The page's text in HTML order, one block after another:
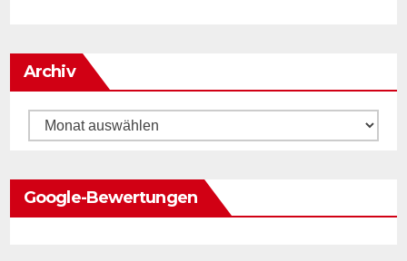
Archiv
Archiv
Google-Bewertungen